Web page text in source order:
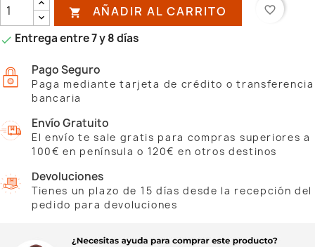
 AÑADIR AL CARRITO favorite_border
 Entrega entre 7 y 8 días
Pago Seguro
Paga mediante tarjeta de crédito o transferencia
bancaria
Envío Gratuito
El envío te sale gratis para compras superiores a
100€ en península o 120€ en otros destinos
Devoluciones
Tienes un plazo de 15 días desde la recepción del
pedido para devoluciones